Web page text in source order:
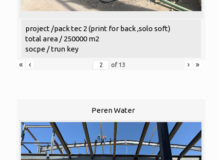
project /pack tec 2 (print for back ,solo soft)
total area / 250000 m2
socpe / trun key
«
‹ of 13 › »
Peren Water